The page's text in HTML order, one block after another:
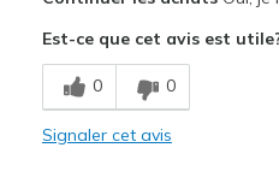
Width
Sizing
View On Shoes
Est-ce que cet avis est
0 0
Signaler cet avis